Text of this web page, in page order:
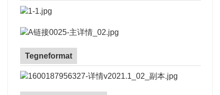
Tegneformat